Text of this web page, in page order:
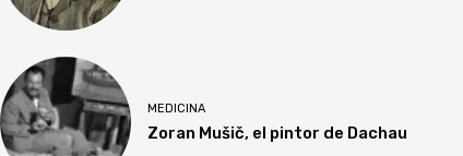
MEDICINA
Zoran Mušič, el pintor de Dachau